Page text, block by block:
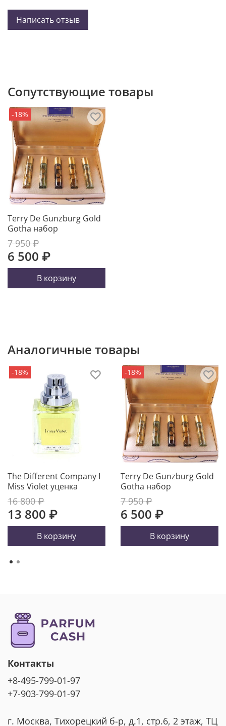
Написать отзыв
Сопутствующие товары
-18%
Terry De Gunzburg Gold
Gotha набор
7 950 ₽
6 500 ₽
В корзину
Аналогичные товары
-18%
The Different Company I
Miss Violet уценка
16 800 ₽
13 800 ₽
В корзину
-18%
Terry De Gunzburg Gold
Gotha набор
7 950 ₽
6 500 ₽
В корзину
Контакты
+8-495-799-01-97
+7-903-799-01-97
г. Москва, Тихорецкий б-р, д.1, стр.6, 2 этаж, ТЦ